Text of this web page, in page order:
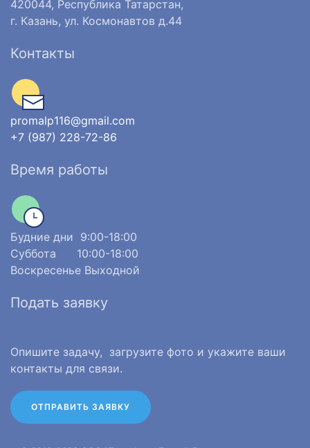
420044, Республика Татарстан,
г. Казань, ул. Космонавтов д.44
Контакты
promalp116@gmail.com
+7 (987) 228-72-86
Время работы
Будние дни 9:00-18:00
Суббота 10:00-18:00
Воскресенье Выходной
Подать заявку
Опишите задачу, загрузите фото и укажите ваши
контакты для связи.
ОТПРАВИТЬ ЗАЯВКУ